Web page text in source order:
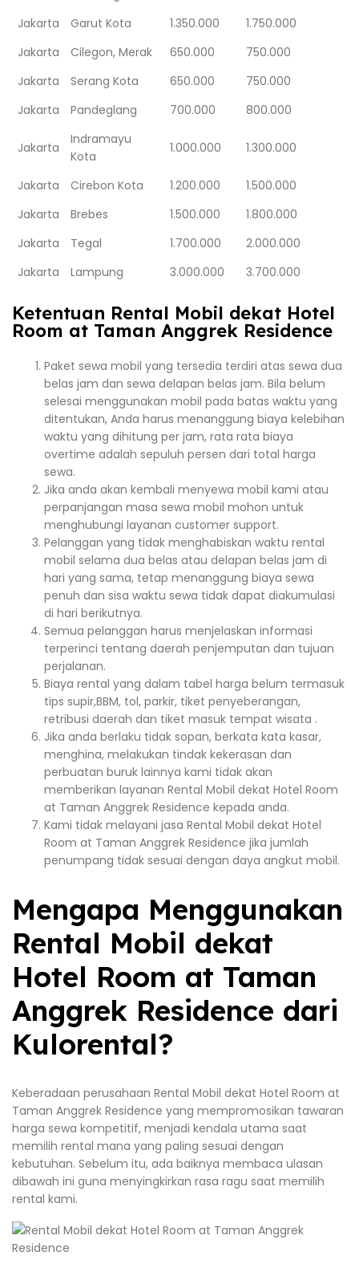
Jakarta
Garut Kota 1.350.000
1.750.000
Jakarta
Cilegon, Merak 650.000
750.000
Jakarta
Serang Kota 650.000
750.000
Jakarta
Pandeglang 700.000 800.000
Jakarta
Indramayu
Kota
1.000.000 1.300.000
Jakarta Cirebon Kota 1.200.000
1.500.000
Jakarta
Brebes 1.500.000
1.800.000
Jakarta
Tegal 1.700.000
2.000.000
Jakarta
Lampung 3.000.000 3.700.000
Ketentuan Rental Mobil dekat Hotel
Room at Taman Anggrek Residence
Paket sewa mobil yang tersedia terdiri atas sewa dua
belas jam dan sewa delapan belas jam. Bila belum
selesai menggunakan mobil pada batas waktu yang
ditentukan, Anda harus menanggung biaya kelebihan
waktu yang dihitung per jam, rata rata biaya
overtime adalah sepuluh persen dari total harga
sewa.
Jika anda akan kembali menyewa mobil kami atau
perpanjangan masa sewa mobil mohon untuk
menghubungi layanan customer support.
Pelanggan yang tidak menghabiskan waktu rental
mobil selama dua belas atau delapan belas jam di
hari yang sama, tetap menanggung biaya sewa
penuh dan sisa waktu sewa tidak dapat diakumulasi
di hari berikutnya.
Semua pelanggan harus menjelaskan informasi
terperinci tentang daerah penjemputan dan tujuan
perjalanan.
Biaya rental yang dalam tabel harga belum termasuk
tips supir,BBM, tol, parkir, tiket penyeberangan,
retribusi daerah dan tiket masuk tempat wisata .
Jika anda berlaku tidak sopan, berkata kata kasar,
menghina, melakukan tindak kekerasan dan
perbuatan buruk lainnya kami tidak akan
memberikan layanan Rental Mobil dekat Hotel Room
at Taman Anggrek Residence kepada anda.
Kami tidak melayani jasa Rental Mobil dekat Hotel
Room at Taman Anggrek Residence jika jumlah
penumpang tidak sesuai dengan daya angkut mobil.
Mengapa Menggunakan
Rental Mobil dekat
Hotel Room at Taman
Anggrek Residence dari
Kulorental?
Keberadaan perusahaan Rental Mobil dekat Hotel Room at
Taman Anggrek Residence yang mempromosikan tawaran
harga sewa kompetitif, menjadi kendala utama saat
memilih rental mana yang paling sesuai dengan
kebutuhan. Sebelum itu, ada baiknya membaca ulasan
dibawah ini guna menyingkirkan rasa ragu saat memilih
rental kami.